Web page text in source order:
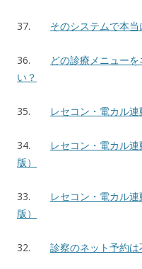
37. そのシステムで本
36.
どの診療メニュー
い？
35. レセコン・電カル
34.
レセコン・電カル
版）
33.
レセコン・電カル
版）
32. 診察のネット予約は